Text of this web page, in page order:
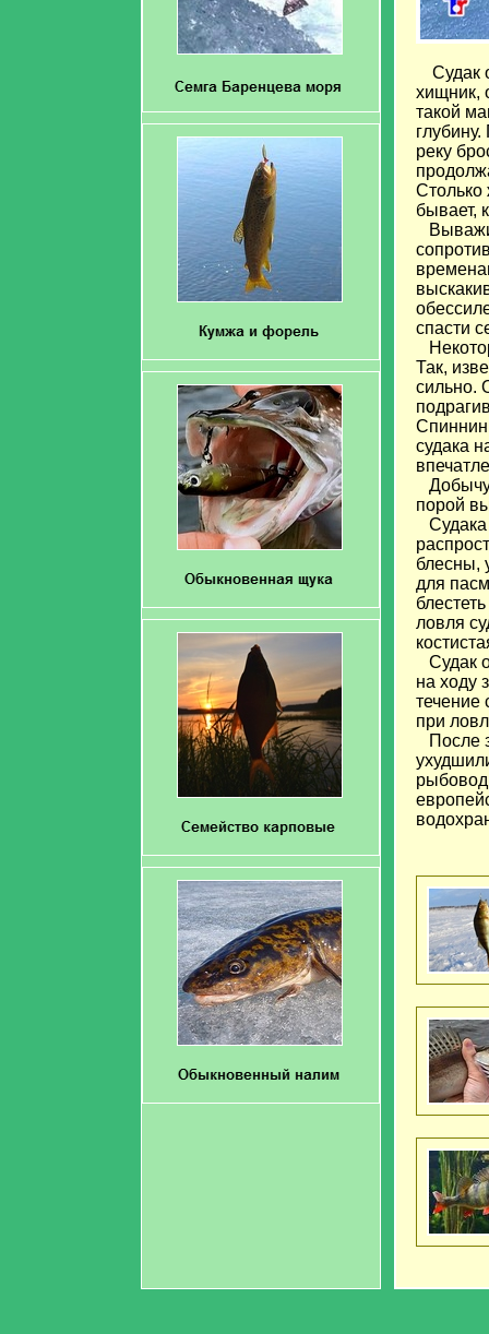
Судак
хищник,
такой
реку
Столько
бывает,
спасти
Так,
сильно.
судака
Добычу
порой
Судака
блесны,
для
ловля
Судак
на ходу
течение
при
После